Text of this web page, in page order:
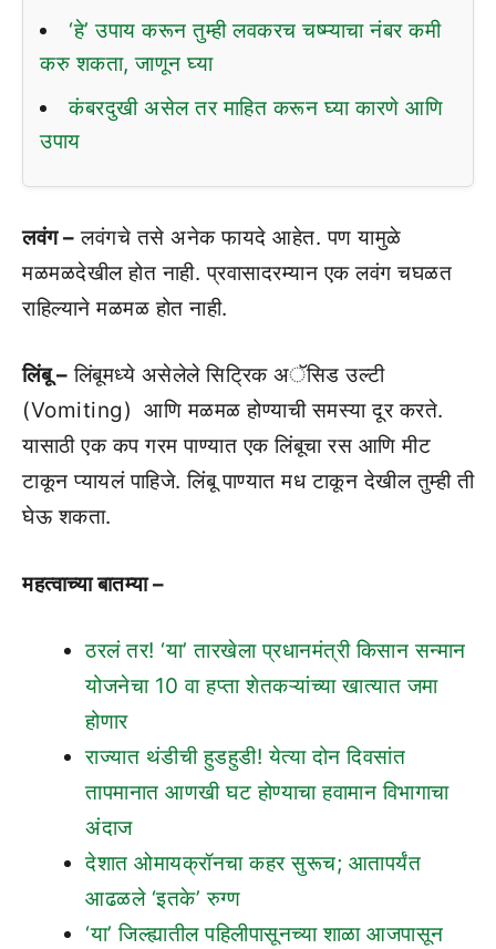
‘हे’ उपाय करून तुम्ही लवकरच चष्म्याचा नंबर कमी
करु शकता, जाणून घ्या
कंबरदुखी असेल तर माहित करून घ्या कारणे आणि
उपाय
लवंग – लवंगचे तसे अनेक फायदे आहेत. पण यामुळे
मळमळदेखील होत नाही. प्रवासादरम्यान एक लवंग चघळत
राहिल्याने मळमळ होत नाही.
लिंबू – लिंबूमध्ये असेलेले सिट्रिक अॅसिड उल्टी
(Vomiting) आणि मळमळ होण्याची समस्या दूर करते.
यासाठी एक कप गरम पाण्यात एक लिंबूचा रस आणि मीट
टाकून प्यायलं पाहिजे. लिंबू पाण्यात मध टाकून देखील तुम्ही ती
घेऊ शकता.
महत्वाच्या बातम्या –
ठरलं तर! ‘या’ तारखेला प्रधानमंत्री किसान सन्मान
योजनेचा 10 वा हप्ता शेतकऱ्यांच्या खात्यात जमा
होणार
राज्यात थंडीची हुडहुडी! येत्या दोन दिवसांत
तापमानात आणखी घट होण्याचा हवामान विभागाचा
अंदाज
देशात ओमायक्रॉनचा कहर सुरूच; आतापर्यंत
आढळले ‘इतके’ रुग्ण
‘या’ जिल्ह्यातील पहिलीपासूनच्या शाळा आजपासून